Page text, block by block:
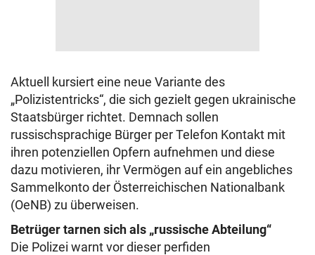
Aktuell kursiert eine neue Variante des
„Polizistentricks“, die sich gezielt gegen ukrainische
Staatsbürger richtet. Demnach sollen
russischsprachige Bürger per Telefon Kontakt mit
ihren potenziellen Opfern aufnehmen und diese
dazu motivieren, ihr Vermögen auf ein angebliches
Sammelkonto der Österreichischen Nationalbank
(OeNB) zu überweisen.
Betrüger tarnen sich als „russische Abteilung“
Die Polizei warnt vor dieser perfiden